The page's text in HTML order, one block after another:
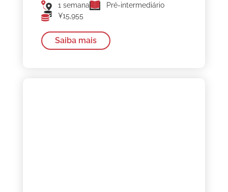
1 semana
Pré-intermediário
¥15,955
Saiba mais